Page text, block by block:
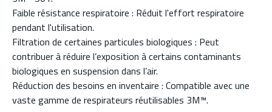
Faible résistance respiratoire : Réduit l'effort respiratoire
pendant l'utilisation.
Filtration de certaines particules biologiques : Peut
contribuer à réduire l’exposition à certains contaminants
biologiques en suspension dans l’air.
Réduction des besoins en inventaire : Compatible avec une
vaste gamme de respirateurs réutilisables 3M™.